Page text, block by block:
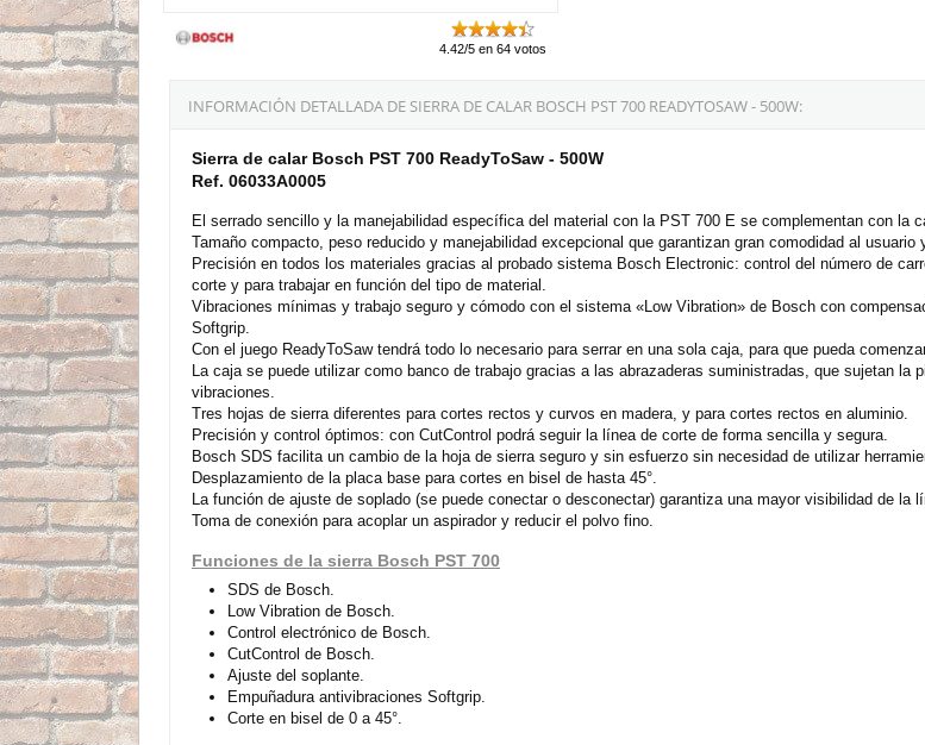
4.42/5 en 64 votos
INFORMACIÓN DETALLADA DE SIERRA DE CALAR BOSCH PST 700 READYTOSAW - 500W:
Sierra de calar Bosch PST 700 ReadyToSaw - 500W
Ref. 06033A0005
El serrado sencillo y la manejabilidad específica del material con la PST 700 E se complementan con la
Tamaño compacto, peso reducido y manejabilidad excepcional que garantizan gran comodidad al usuario
Precisión en todos los materiales gracias al probado sistema Bosch Electronic: control del número de
corte y para trabajar en función del tipo de material.
Vibraciones mínimas y trabajo seguro y cómodo con el sistema «Low Vibration» de Bosch con
Softgrip.
Con el juego ReadyToSaw tendrá todo lo necesario para serrar en una sola caja, para que pueda
La caja se puede utilizar como banco de trabajo gracias a las abrazaderas suministradas, que sujetan la
vibraciones.
Tres hojas de sierra diferentes para cortes rectos y curvos en madera, y para cortes rectos en aluminio.
Precisión y control óptimos: con CutControl podrá seguir la línea de corte de forma sencilla y segura.
Bosch SDS facilita un cambio de la hoja de sierra seguro y sin esfuerzo sin necesidad de utilizar
Desplazamiento de la placa base para cortes en bisel de hasta 45°.
La función de ajuste de soplado (se puede conectar o desconectar) garantiza una mayor visibilidad de la
Toma de conexión para acoplar un aspirador y reducir el polvo fino.
Funciones de la sierra Bosch PST 700
SDS de Bosch.
Low Vibration de Bosch.
Control electrónico de Bosch.
CutControl de Bosch.
Ajuste del soplante.
Empuñadura antivibraciones Softgrip.
Corte en bisel de 0 a 45°.